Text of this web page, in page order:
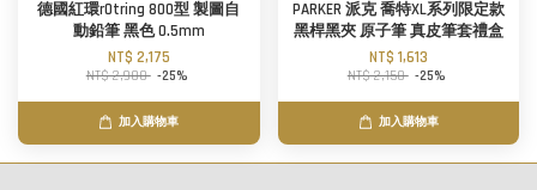
德國紅環rOtring 800型 製圖自
動鉛筆 黑色 0.5mm
NT$ 2,175
NT$ 2,900 -25%
加入購物車
PARKER 派克 喬特XL系列限定款
黑桿黑夾 原子筆 真皮筆套禮盒
NT$ 1,613
NT$ 2,150 -25%
加入購物車